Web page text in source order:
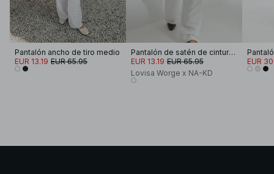
Pantalón ancho de tiro medio
EUR 13.19 EUR 65.95
Pantalón de satén de cintura media
EUR 13.19 EUR 65.95
Lovisa Worge x NA-KD
EUR